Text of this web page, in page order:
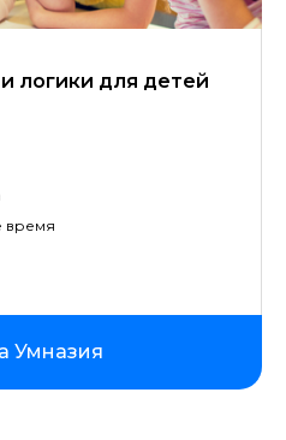
логики для детей
время
Умназия